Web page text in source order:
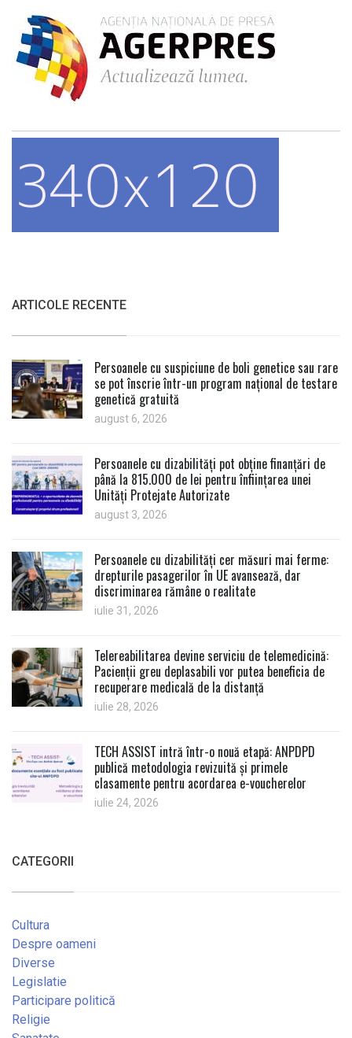
ARTICOLE RECENTE
Persoanele cu suspiciune de boli genetice sau rare
se pot înscrie într-un program național de testare
genetică gratuită
august 6, 2026
Persoanele cu dizabilități pot obține finanțări de
până la 815.000 de lei pentru înființarea unei
Unități Protejate Autorizate
august 3, 2026
Persoanele cu dizabilități cer măsuri mai ferme:
drepturile pasagerilor în UE avansează, dar
discriminarea rămâne o realitate
iulie 31, 2026
Telereabilitarea devine serviciu de telemedicină:
Pacienții greu deplasabili vor putea beneficia de
recuperare medicală de la distanță
iulie 28, 2026
TECH ASSIST intră într-o nouă etapă: ANPDPD
publică metodologia revizuită și primele
clasamente pentru acordarea e-voucherelor
iulie 24, 2026
CATEGORII
Cultura
Despre oameni
Diverse
Legislatie
Participare politică
Religie